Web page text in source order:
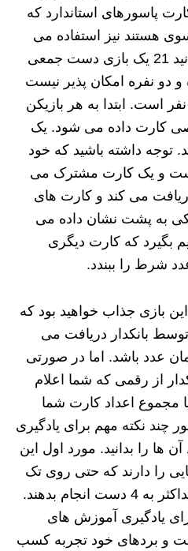
پاسورهای استاندارد که
هستند نیز استفاده می
شود. همان طور که می دانید 21 یک بازی دست جمعی
دو نفره امکان پذیر نیست
است. ابتدا به هر بازیکن
کارت داده می شود. یک
توجه داشته باشید که خود
هست و یک کارت مشترک می
2 کارت دریافت می‌ کند و کارت‌ های
یکی به پشت نشان‌ داده می‌
بگیرد که کارت دیگری
شرط را ببندد.
بازی جذاب خواهید بود که
بانکدار دریافت می
یا همان عدد باشد. اما در صورتی
از رقمی که شما اعلام
مجموع اعداد کارت شما
طور چند نکته مهم برای یادگیری
ها را بدانید. مورد اول این
را دارند که حتی روی تک
یا آس ها عمل تقسیم را حداکثر به 4 دست انجام بدهند.
یادگیری آموزش های
و بردهای خود تجربه کسب